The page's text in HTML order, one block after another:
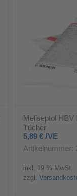
Meliseptol HBV
Tücher
5,89 € /VE
Artikelnummer:
inkl. 19 % MwSt.
zzgl.